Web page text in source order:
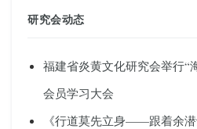
研究会动态
福建省炎黄文化研究会举行“
会员学习大会
《行道莫先立身——跟着余